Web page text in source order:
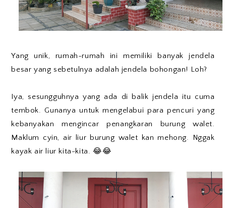
Yang unik, rumah-rumah ini memiliki banyak jendela
besar yang sebetulnya adalah jendela bohongan! Loh?
Iya, sesungguhnya yang ada di balik jendela itu cuma
tembok. Gunanya untuk mengelabui para pencuri yang
kebanyakan mengincar penangkaran burung walet.
Maklum cyin, air liur burung walet kan mehong. Nggak
kayak air liur kita-kita. 😂😂